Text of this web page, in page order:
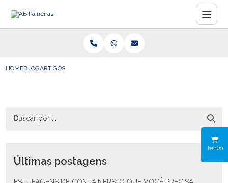
iten(s)
HOMEBLOGARTIGOS
Últimas postagens